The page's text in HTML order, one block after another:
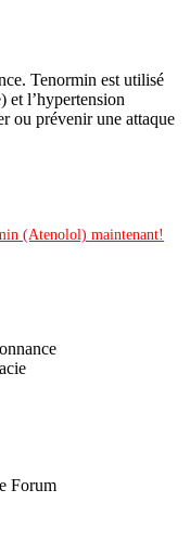
Tenormin est utilisé
et l’hypertension
ou prévenir une attaque
(Atenolol) maintenant!
Forum